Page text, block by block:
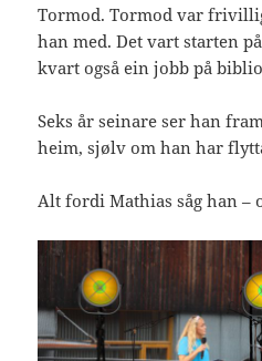
Tormod. Tormod var
han med. Det vart starten
kvart også ein jobb på
Seks år seinare ser han
heim, sjølv om han har
Alt fordi Mathias såg han –